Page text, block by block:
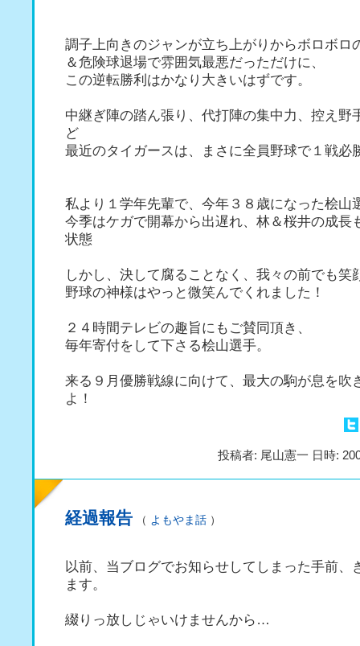
調子上向きのジャンが立ち上がりからボロボロ
＆危険球退場で雰囲気最悪だっただけに、
この逆転勝利はかなり大きいはずです。
中継ぎ陣の踏ん張り、代打陣の集中力、控え野
ど
最近のタイガースは、まさに全員野球で１戦必
私より１学年先輩で、今年３８歳になった桧山
今季はケガで開幕から出遅れ、林＆桜井の成長
状態
しかし、決して腐ることなく、我々の前でも笑
野球の神様はやっと微笑んでくれました！
２４時間テレビの趣旨にもご賛同頂き、
毎年寄付をして下さる桧山選手。
来る９月優勝戦線に向けて、最大の駒が息を吹
よ！
投稿者: 尾山憲一 日時:
経過報告 （ よもやま話 ）
以前、当ブログでお知らせしてしまった手前、
ます。
綴りっ放しじゃいけませんから…